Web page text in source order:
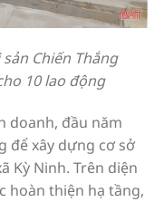
Chiến Thắng
10 lao động
doanh, đầu năm
để xây dựng cơ sở
Kỳ Ninh. Trên diện
hoàn thiện hạ tầng,